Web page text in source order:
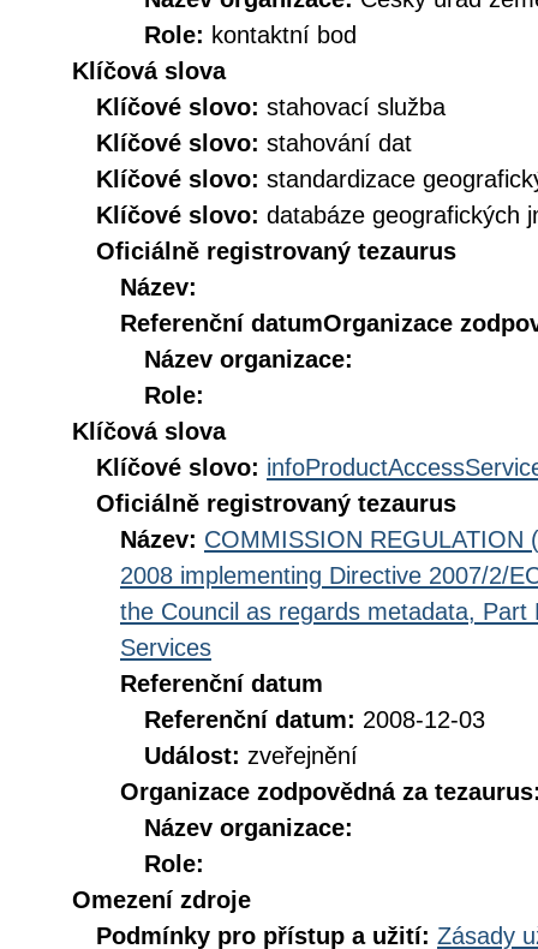
Role: kontaktní bod
Klíčová slova
Klíčové slovo: stahovací služba
Klíčové slovo: stahování dat
Klíčové slovo: standardizace
Klíčové slovo: databáze geografických
Oficiálně registrovaný tezaurus
Název:
Referenční datumOrganizace
Název organizace:
Role:
Klíčová slova
Klíčové slovo:
Oficiálně registrovaný tezaurus
Název: COMMISSION REGULATION
2008 implementing Directive 2007/2/
the Council as regards metadata,
Services
Referenční datum
Referenční datum: 2008-12-03
Událost: zveřejnění
Organizace zodpovědná za
Název organizace:
Role:
Omezení zdroje
Podmínky pro přístup a užití: Zásady